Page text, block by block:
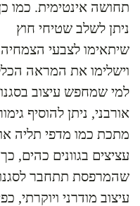
תחושה אינטימית. כמו
ניתן לשלב שטיחי חוץ
שיתאימו לצבעי הצמחיה
וישלימו את המראה
למי שמחפש עיצוב
אורבני, ניתן להוסיף
מתכת כמו מדפי תליה או
עציצים בגוונים כהים, כך
שהמרפסת תתחבר
עיצוב מודרני ויוקרתי,